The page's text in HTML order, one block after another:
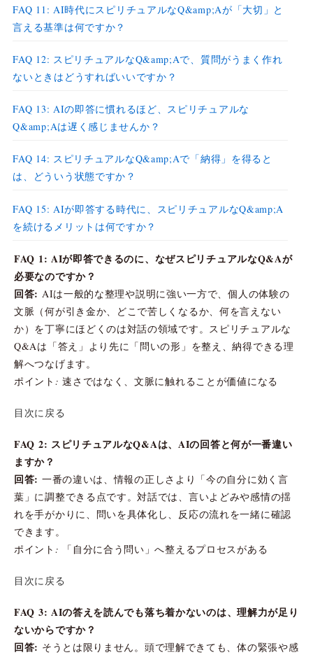
FAQ 11: AI時代にスピリチュアルなQ&amp;Aが「大切」と
言える基準は何ですか？
FAQ 12: スピリチュアルなQ&amp;Aで、質問がうまく作れ
ないときはどうすればいいですか？
FAQ 13: AIの即答に慣れるほど、スピリチュアルな
Q&amp;Aは遅く感じませんか？
FAQ 14: スピリチュアルなQ&amp;Aで「納得」を得ると
は、どういう状態ですか？
FAQ 15: AIが即答する時代に、スピリチュアルなQ&amp;A
を続けるメリットは何ですか？
FAQ 1: AIが即答できるのに、なぜスピリチュアルなQ&Aが
必要なのですか？
回答: AIは一般的な整理や説明に強い一方で、個人の体験の
文脈（何が引き金か、どこで苦しくなるか、何を言えない
か）を丁寧にほどくのは対話の領域です。スピリチュアルな
Q&Aは「答え」より先に「問いの形」を整え、納得できる理
解へつなげます。
ポイント: 速さではなく、文脈に触れることが価値になる
目次に戻る
FAQ 2: スピリチュアルなQ&Aは、AIの回答と何が一番違い
ますか？
回答: 一番の違いは、情報の正しさより「今の自分に効く言
葉」に調整できる点です。対話では、言いよどみや感情の揺
れを手がかりに、問いを具体化し、反応の流れを一緒に確認
できます。
ポイント: 「自分に合う問い」へ整えるプロセスがある
目次に戻る
FAQ 3: AIの答えを読んでも落ち着かないのは、理解力が足り
ないからですか？
回答: そうとは限りません。頭で理解できても、体の緊張や感